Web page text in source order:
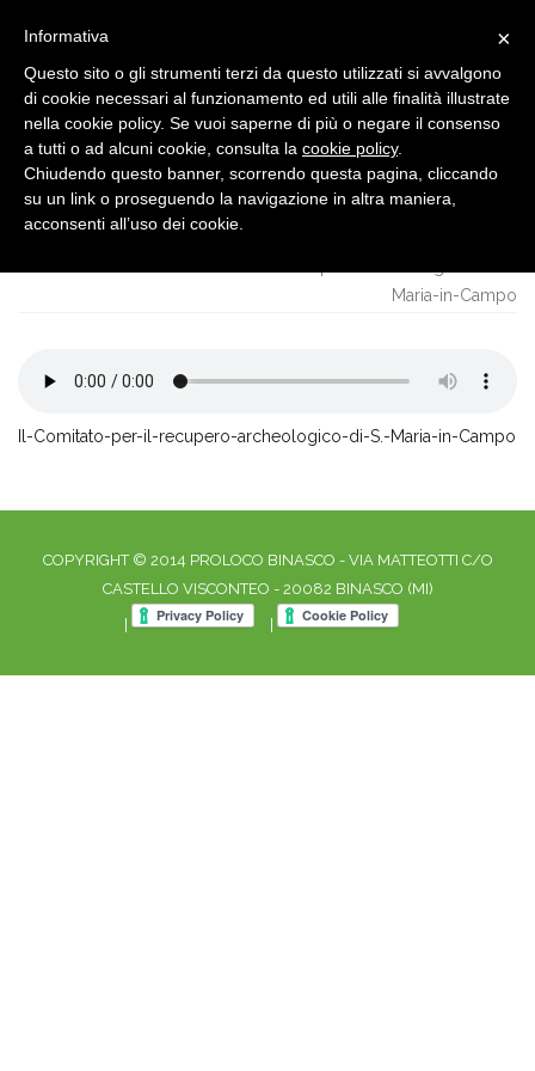
PARTE 1-IL-COMITATO-
PER-IL-RECUPERO-
Maria-in-Campo
Il-Comitato-per-il-recupero-archeologico-di-S.-Maria-in-Campo
COPYRIGHT © 2014 PROLOCO BINASCO - VIA MATTEOTTI C/O
CASTELLO VISCONTEO - 20082 BINASCO (MI)
×
Informativa
Questo sito o gli strumenti terzi da questo utilizzati si avvalgono
di cookie necessari al funzionamento ed utili alle finalità illustrate
nella cookie policy. Se vuoi saperne di più o negare il consenso
a tutti o ad alcuni cookie, consulta la cookie policy.
Chiudendo questo banner, scorrendo questa pagina, cliccando
su un link o proseguendo la navigazione in altra maniera,
acconsenti all’uso dei cookie.